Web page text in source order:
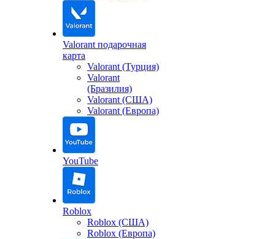
Valorant подарочная
карта
Valorant (Турция)
Valorant
(Бразилия)
Valorant (США)
Valorant (Европа)
YouTube
Roblox
Roblox (США)
Roblox (Европа)